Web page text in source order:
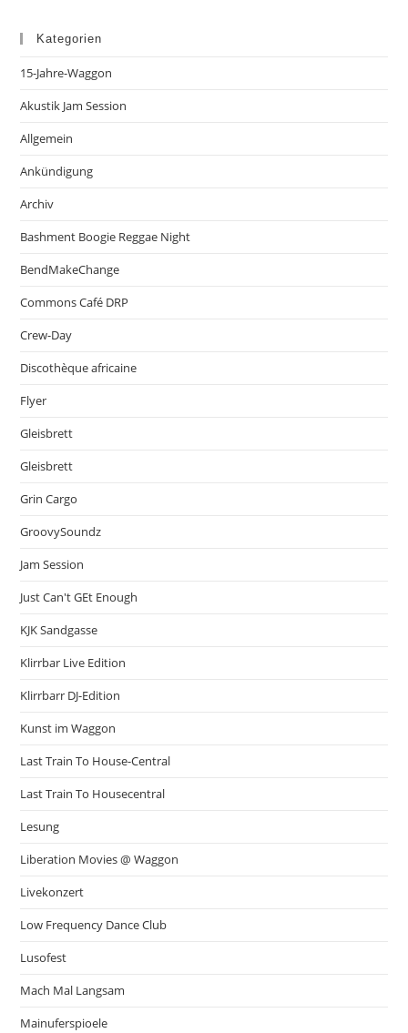
Kategorien
15-Jahre-Waggon
Akustik Jam Session
Allgemein
Ankündigung
Archiv
Bashment Boogie Reggae Night
BendMakeChange
Commons Café DRP
Crew-Day
Discothèque africaine
Flyer
Gleisbrett
Gleisbrett
Grin Cargo
GroovySoundz
Jam Session
Just Can't GEt Enough
KJK Sandgasse
Klirrbar Live Edition
Klirrbarr DJ-Edition
Kunst im Waggon
Last Train To House-Central
Last Train To Housecentral
Lesung
Liberation Movies @ Waggon
Livekonzert
Low Frequency Dance Club
Lusofest
Mach Mal Langsam
Mainuferspioele